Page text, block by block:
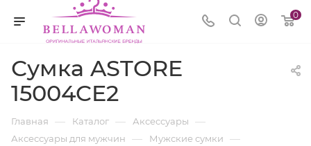
0
Сумка ASTORE
15004CE2
Главная — Каталог — Аксессуары —
Аксессуары для мужчин — Мужские сумки —